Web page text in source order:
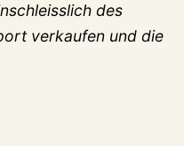
des
verkaufen und die